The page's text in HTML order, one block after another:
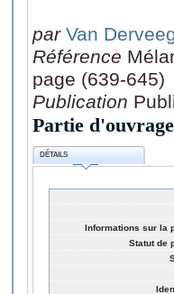
par Van
Référence
page (639-645)
Publication
Partie
DÉTAILS
Informations sur la
Statut de